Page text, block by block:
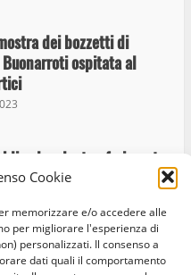
Cookie
memorizzare e/o accedere alle
per migliorare l'esperienza di
personalizzati. Il consenso a
dati quali il comportamento
dei bozzetti di
ospitata al
locale, trasferimento
Riello dal 15 al 17